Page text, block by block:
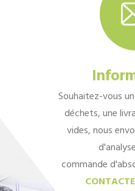
Souhaitez-vous
déchets, une
vides, nous
commande